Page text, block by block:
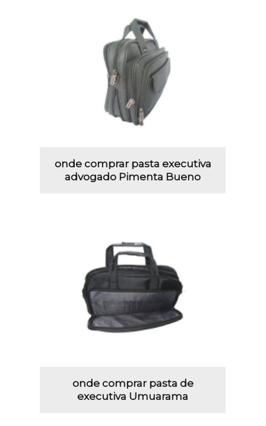
onde comprar pasta executiva
advogado Pimenta Bueno
onde comprar pasta de
executiva Umuarama